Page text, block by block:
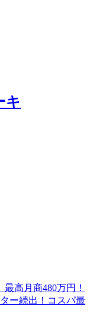
キ
高月商480万円！
ー続出！コスパ最